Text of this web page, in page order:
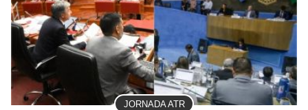
JORNADA ATR